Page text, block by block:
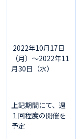
2022年10月17日
（月）～2022年11
月30日（水）
上記期間にて、週
１回程度の開催を
予定